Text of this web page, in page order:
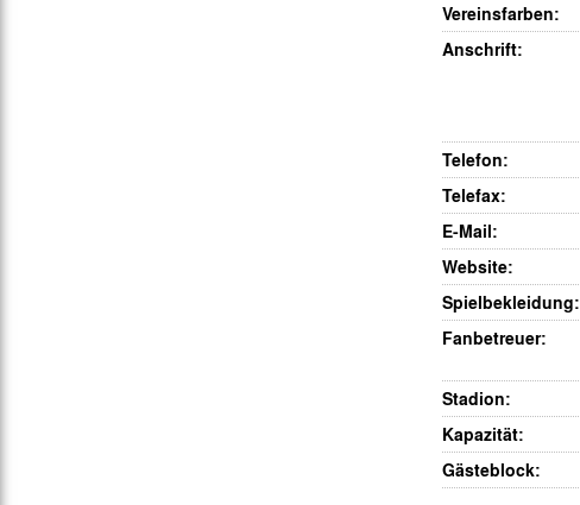
Stadiongaststätte Klömpchensklub
Gegen Rechtsextremismus am Tivoli
Vereinsfarben:
Anschrift:
Telefon:
Telefax:
E-Mail:
Website:
Spielbekleidung:
Fanbetreuer:
Stadion:
Kapazität:
Gästeblock: